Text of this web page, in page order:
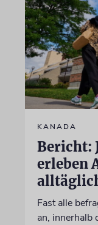
KANADA
Bericht:
erleben
Fast alle
an, innerhalb